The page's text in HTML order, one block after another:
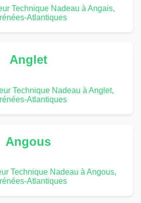
Technique Nadeau à Angais,
Atlantiques
Anglet
Technique Nadeau à Anglet,
Atlantiques
Angous
Technique Nadeau à Angous,
Atlantiques